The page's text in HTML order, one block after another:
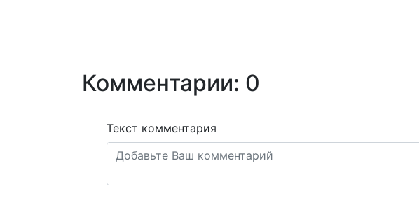
Комментарии: 0
Текст комментария